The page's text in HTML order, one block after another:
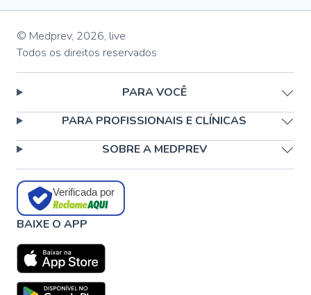
© Medprev, 2026, live
Todos os direitos reservados
PARA VOCÊ
PARA PROFISSIONAIS E CLÍNICAS
SOBRE A MEDPREV
Verificada por
BAIXE O APP